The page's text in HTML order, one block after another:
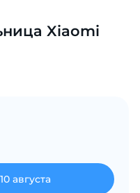
Xiaomi
августа